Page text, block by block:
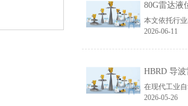
2026-06-11
2026-05-26